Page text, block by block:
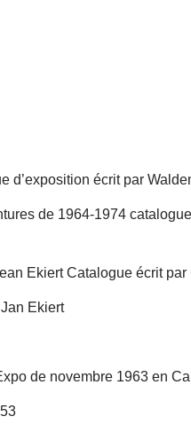
d’exposition écrit par
de 1964-1974
Ekiert Catalogue écrit
Ekiert
de novembre 1963 en